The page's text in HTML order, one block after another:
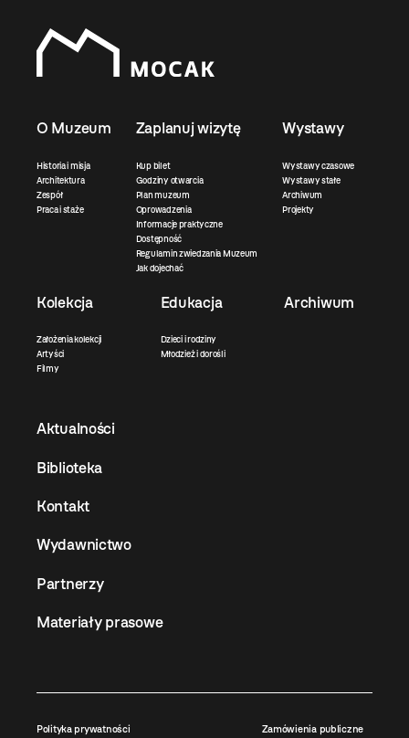
O Muzeum
Historia i misja
Architektura
Zespół
Praca i staże
Zaplanuj wizytę
Kup bilet
Godziny otwarcia
Plan muzeum
Oprowadzenia
Informacje praktyczne
Dostępność
Regulamin zwiedzania Muzeum
Jak dojechać
Wystawy
Wystawy czasowe
Wystawy stałe
Archiwum
Projekty
Kolekcja
Założenia kolekcji
Artyści
Filmy
Edukacja
Dzieci i rodziny
Młodzież i dorośli
Archiwum
Aktualności
Biblioteka
Kontakt
Wydawnictwo
Partnerzy
Materiały prasowe
Polityka prywatności Zamówienia publiczne